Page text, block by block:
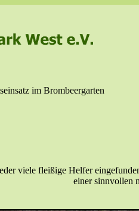
im Brombeergarten
viele fleißige Helfer
einer sinnvollen